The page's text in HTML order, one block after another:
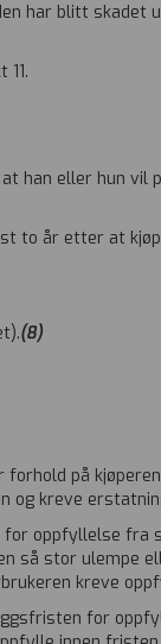
har blitt skadet
han eller hun vil
to år etter at
(8)
på
og kreve
oppfyllelse fra
så stor ulempe
kreve
for